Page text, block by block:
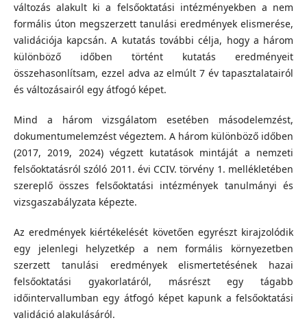
változás alakult ki a felsőoktatási intézményekben a nem
formális úton megszerzett tanulási eredmények elismerése,
validációja kapcsán. A kutatás további célja, hogy a három
különböző időben történt kutatás eredményeit
összehasonlítsam, ezzel adva az elmúlt 7 év tapasztalatairól
és változásairól egy átfogó képet.
Mind a három vizsgálatom esetében másodelemzést,
dokumentumelemzést végeztem. A három különböző időben
(2017, 2019, 2024) végzett kutatások mintáját a nemzeti
felsőoktatásról szóló 2011. évi CCIV. törvény 1. mellékletében
szereplő összes felsőoktatási intézmények tanulmányi és
vizsgaszabályzata képezte.
Az eredmények kiértékelését követően egyrészt kirajzolódik
egy jelenlegi helyzetkép a nem formális környezetben
szerzett tanulási eredmények elismertetésének hazai
felsőoktatási gyakorlatáról, másrészt egy tágabb
időintervallumban egy átfogó képet kapunk a felsőoktatási
validáció alakulásáról.